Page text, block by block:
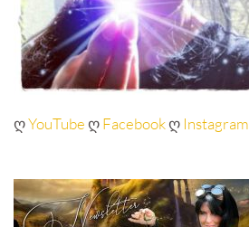
ღYouTubeღFacebookღ Instagram